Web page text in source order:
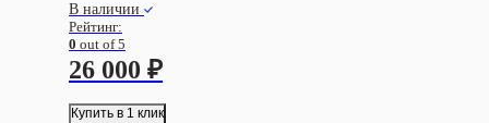
В наличии
Рейтинг:
0 out of 5
26 000 ₽
Купить в 1 клик